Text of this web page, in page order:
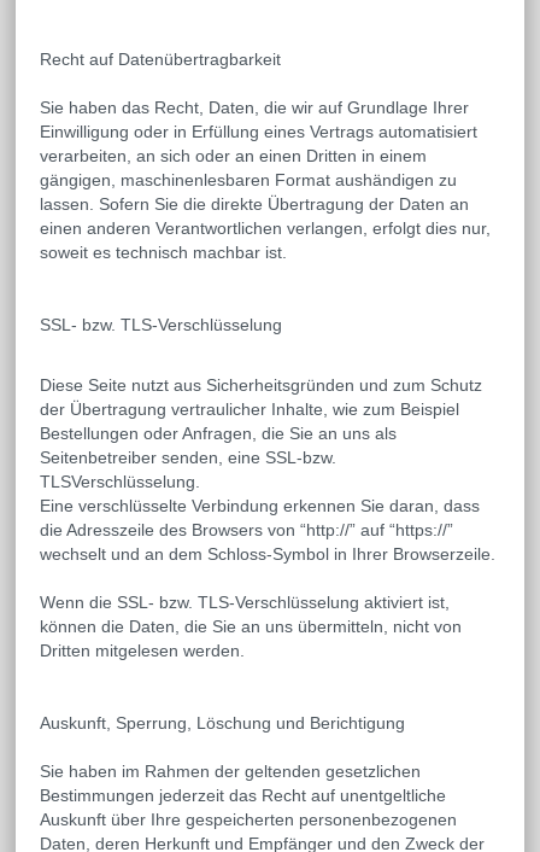
Recht auf Datenübertragbarkeit
Sie haben das Recht, Daten, die wir auf Grundlage Ihrer
Einwilligung oder in Erfüllung eines Vertrags automatisiert
verarbeiten, an sich oder an einen Dritten in einem
gängigen, maschinenlesbaren Format aushändigen zu
lassen. Sofern Sie die direkte Übertragung der Daten an
einen anderen Verantwortlichen verlangen, erfolgt dies nur,
soweit es technisch machbar ist.
SSL- bzw. TLS-Verschlüsselung
Diese Seite nutzt aus Sicherheitsgründen und zum Schutz
der Übertragung vertraulicher Inhalte, wie zum Beispiel
Bestellungen oder Anfragen, die Sie an uns als
Seitenbetreiber senden, eine SSL-bzw.
TLSVerschlüsselung.
Eine verschlüsselte Verbindung erkennen Sie daran, dass
die Adresszeile des Browsers von “http://” auf “https://”
wechselt und an dem Schloss-Symbol in Ihrer Browserzeile.
Wenn die SSL- bzw. TLS-Verschlüsselung aktiviert ist,
können die Daten, die Sie an uns übermitteln, nicht von
Dritten mitgelesen werden.
Auskunft, Sperrung, Löschung und Berichtigung
Sie haben im Rahmen der geltenden gesetzlichen
Bestimmungen jederzeit das Recht auf unentgeltliche
Auskunft über Ihre gespeicherten personenbezogenen
Daten, deren Herkunft und Empfänger und den Zweck der